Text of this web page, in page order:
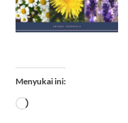
Menyukai ini:
Memuat...